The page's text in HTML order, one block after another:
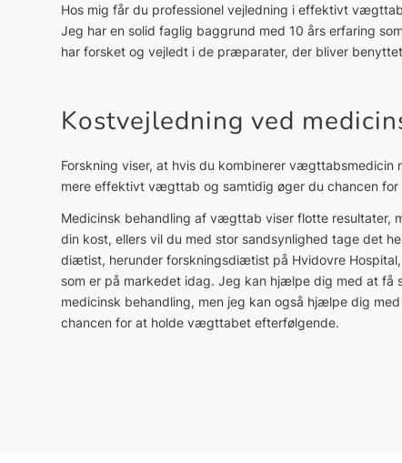
Hos mig får du professionel vejledning i effektivt
Jeg har en solid faglig baggrund med 10 års erfaring
har forsket og vejledt i de præparater, der bliver
Kostvejledning ved
Forskning viser, at hvis du kombinerer
mere effektivt vægttab og samtidig øger du chancen
Medicinsk behandling af vægttab viser flotte resultater,
din kost, ellers vil du med stor sandsynlighed tage det
diætist, herunder forskningsdiætist på Hvidovre
som er på markedet idag. Jeg kan hjælpe dig med at
medicinsk behandling, men jeg kan også hjælpe dig
chancen for at holde vægttabet efterfølgende.